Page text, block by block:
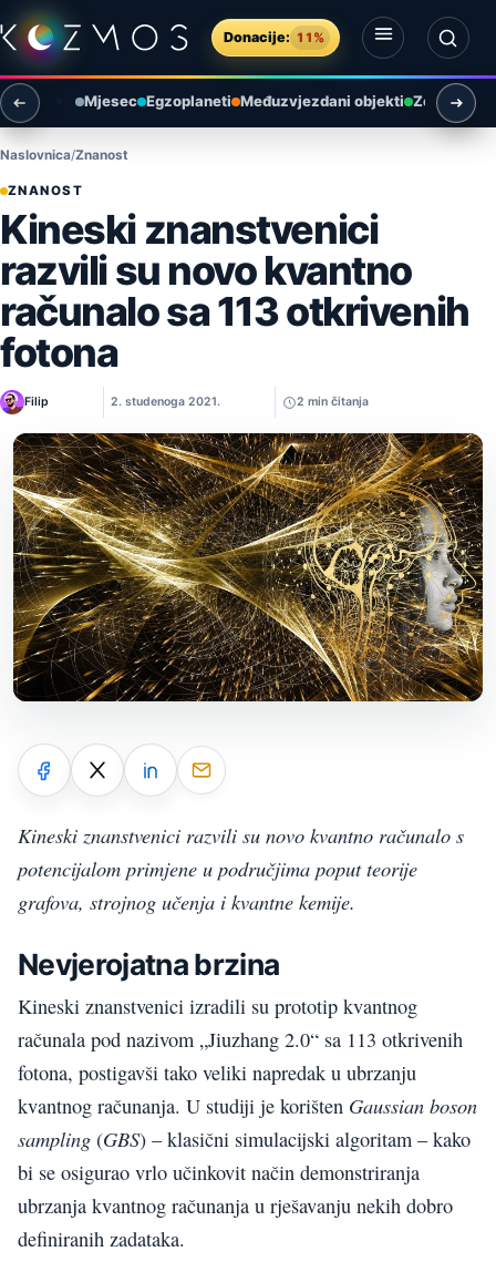
Preskoči na sadržaj
Donacije: 11%
Otvori izbornik
Otvori pretragu
Mjesec Egzoplaneti Međuzvjezdani objekti Zemlja i
Naslovnica Znanost
ZNANOST
Kineski znanstvenici
razvili su novo kvantno
računalo sa 113 otkrivenih
fotona
Filip 2. studenoga 2021. 2 min čitanja
Kineski znanstvenici razvili su novo kvantno računalo s
potencijalom primjene u područjima poput teorije
grafova, strojnog učenja i kvantne kemije.
Nevjerojatna brzina
Kineski znanstvenici izradili su prototip kvantnog
računala pod nazivom „Jiuzhang 2.0“ sa 113 otkrivenih
fotona, postigavši tako veliki napredak u ubrzanju
kvantnog računanja. U studiji je korišten Gaussian boson
sampling (GBS) – klasični simulacijski algoritam – kako
bi se osigurao vrlo učinkovit način demonstriranja
ubrzanja kvantnog računanja u rješavanju nekih dobro
definiranih zadataka.